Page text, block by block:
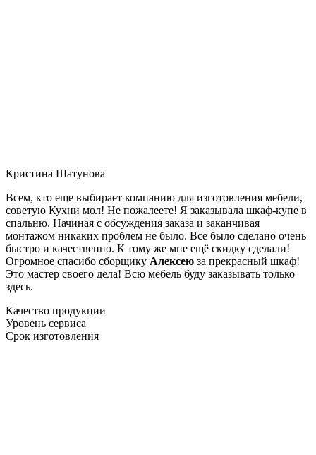
Кристина Шатунова
Всем, кто еще выбирает компанию для изготовления мебели,
советую Кухни мол! Не пожалеете! Я заказывала шкаф-купе в
спальню. Начиная с обсуждения заказа и заканчивая
монтажом никаких проблем не было. Все было сделано очень
быстро и качественно. К тому же мне ещё скидку сделали!
Огромное спасибо сборщику Алексею за прекрасный шкаф!
Это мастер своего дела! Всю мебель буду заказывать только
здесь.
Качество продукции
Уровень сервиса
Срок изготовления